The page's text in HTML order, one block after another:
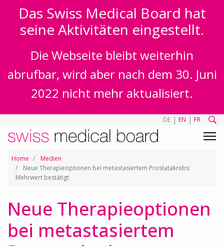
Das Swiss Medical Board hat
seine Aktivitäten eingestellt.
Die Webseite bleibt weiterhin
abrufbar, wird aber nach dem 30. Juni
2022 nicht mehr aktualisiert.
DE | EN | FR
Home
Medien
Neue Therapieoptionen bei metastasiertem Prostatakrebs:
Mehrwert bestätigt
Neue Therapieoptionen
bei metastasiertem